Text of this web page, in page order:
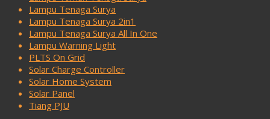
Lampu Tenaga Surya
Lampu Tenaga Surya 2in1
Lampu Tenaga Surya All In One
Lampu Warning Light
PLTS On Grid
Solar Charge Controller
Solar Home System
Solar Panel
Tiang PJU